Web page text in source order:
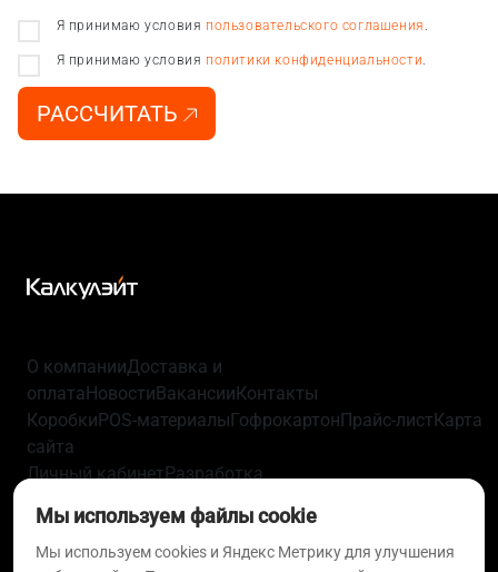
Я принимаю условия пользовательского соглашения
Я принимаю условия политики конфиденциальности
РАССЧИТАТЬ
О компанииДоставка и
оплатаНовостиВакансииКонтакты
КоробкиPOS-материалыГофрокартонПрайс-листКарта
сайта
Личный кабинетРазработка
конфиденциальностиПользовательское
соглашениеСогласие на обработку персональных
Мы используем файлы cookie
Мы используем cookies и Яндекс Метрику для улучшения